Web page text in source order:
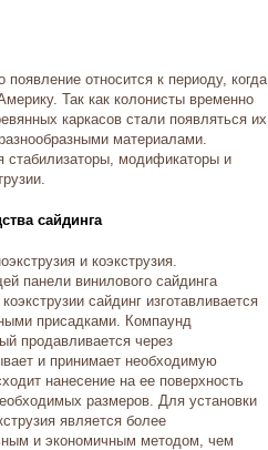
относится к периоду, когда
Так как колонисты временно
каркасов стали появляться их
материалами.
стабилизаторы, модификаторы и
сайдинга
и коэкструзия.
панели винилового сайдинга
сайдинг изготавливается
присадками. Компаунд
продавливается через
и принимает необходимую
нанесение на ее поверхность
размеров. Для установки
является более
и экономичным методом, чем